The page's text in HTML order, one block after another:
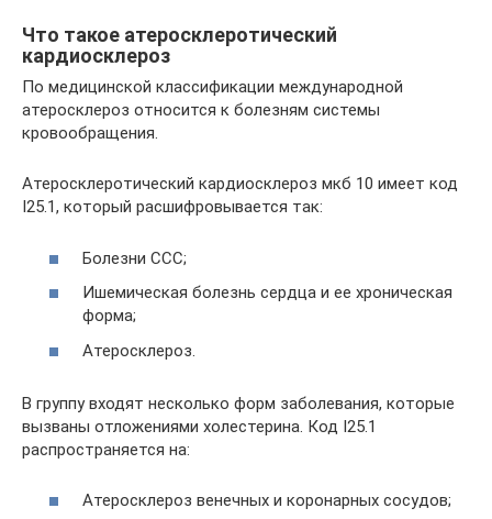
Что такое атеросклеротический
кардиосклероз
По медицинской классификации международной
атеросклероз относится к болезням системы
кровообращения.
Атеросклеротический кардиосклероз мкб 10 имеет код
I25.1, который расшифровывается так:
Болезни ССС;
Ишемическая болезнь сердца и ее хроническая
форма;
Атеросклероз.
В группу входят несколько форм заболевания, которые
вызваны отложениями холестерина. Код I25.1
распространяется на:
Атеросклероз венечных и коронарных сосудов;